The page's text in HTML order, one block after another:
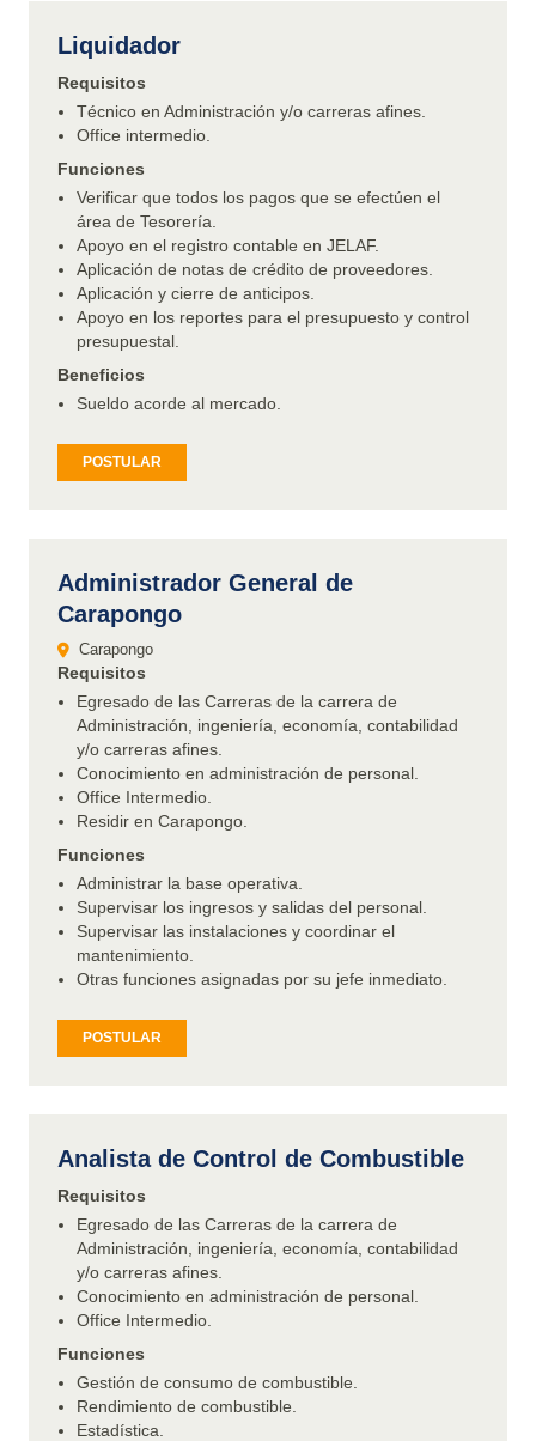
Liquidador
Requisitos
Técnico en Administración y/o carreras afines.
Office intermedio.
Funciones
Verificar que todos los pagos que se efectúen el
área de Tesorería.
Apoyo en el registro contable en JELAF.
Aplicación de notas de crédito de proveedores.
Aplicación y cierre de anticipos.
Apoyo en los reportes para el presupuesto y control
presupuestal.
Beneficios
Sueldo acorde al mercado.
POSTULAR
Administrador General de
Carapongo
Carapongo
Requisitos
Egresado de las Carreras de la carrera de
Administración, ingeniería, economía, contabilidad
y/o carreras afines.
Conocimiento en administración de personal.
Office Intermedio.
Residir en Carapongo.
Funciones
Administrar la base operativa.
Supervisar los ingresos y salidas del personal.
Supervisar las instalaciones y coordinar el
mantenimiento.
Otras funciones asignadas por su jefe inmediato.
POSTULAR
Analista de Control de Combustible
Requisitos
Egresado de las Carreras de la carrera de
Administración, ingeniería, economía, contabilidad
y/o carreras afines.
Conocimiento en administración de personal.
Office Intermedio.
Funciones
Gestión de consumo de combustible.
Rendimiento de combustible.
Estadística.